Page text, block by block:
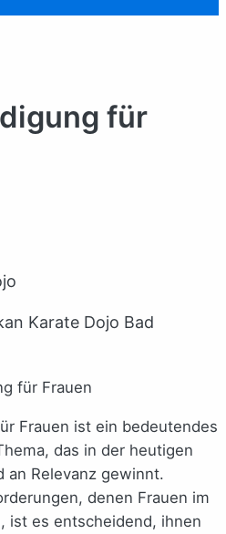
für
Karate Dojo Bad
Frauen ist ein bedeutendes
das in der heutigen
an Relevanz gewinnt.
denen Frauen im
ist es entscheidend, ihnen